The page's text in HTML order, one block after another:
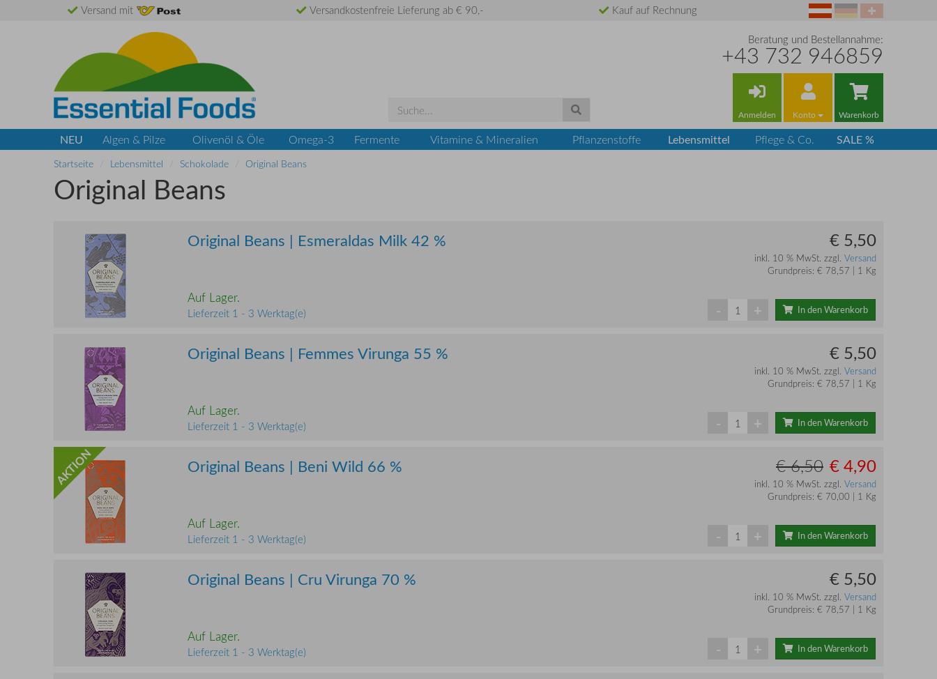
Versand mit Versandkostenfreie Lieferung ab € 90,- Kauf auf Rechnung
Beratung und Bestellannahme:
+43 732 946859
Anmelden Konto Warenkorb
NEU Algen & Pilze Olivenöl & Öle Omega-3 Fermente Vitamine & Mineralien Pflanzenstoffe Lebensmittel Pflege & Co. SALE %
Startseite Lebensmittel Schokolade Original Beans
Original Beans
Original Beans | Esmeraldas Milk 42 % € 5,50
inkl. 10 % MwSt. zzgl. Versand
Grundpreis: € 78,57 | 1 Kg
Auf Lager.
Lieferzeit 1 - 3 Werktag(e) In den Warenkorb
- +
Original Beans | Femmes Virunga 55 % € 5,50
inkl. 10 % MwSt. zzgl. Versand
Grundpreis: € 78,57 | 1 Kg
Auf Lager.
Lieferzeit 1 - 3 Werktag(e) In den Warenkorb
- +
AKTION Original Beans | Beni Wild 66 % € 6,50 € 4,90
inkl. 10 % MwSt. zzgl. Versand
Grundpreis: € 70,00 | 1 Kg
Auf Lager.
Lieferzeit 1 - 3 Werktag(e) In den Warenkorb
- +
Original Beans | Cru Virunga 70 % € 5,50
inkl. 10 % MwSt. zzgl. Versand
Grundpreis: € 78,57 | 1 Kg
Auf Lager.
Lieferzeit 1 - 3 Werktag(e) In den Warenkorb
- +